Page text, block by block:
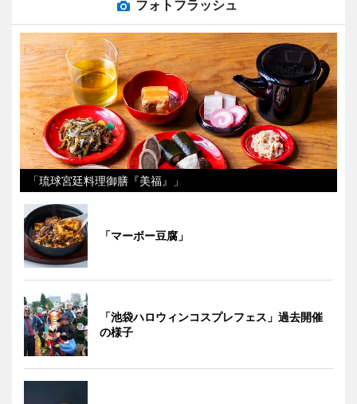
フォトフラッシュ
「琉球宮廷料理御膳『美福』」
「マーボー豆腐」
「池袋ハロウィンコスプレフェス」過去開催
の様子